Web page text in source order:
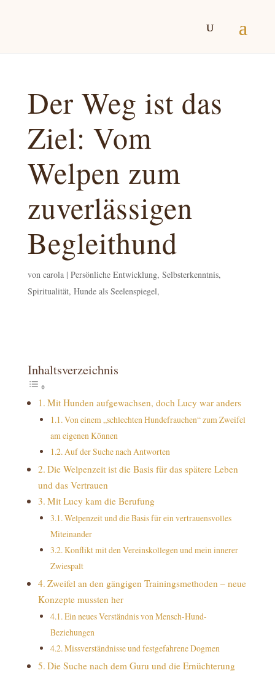
Der Weg ist das
Ziel: Vom
Welpen zum
zuverlässigen
Begleithund
von carola| Persönliche Entwicklung, Selbsterkenntnis,
Spiritualität, Hunde als Seelenspiegel,
Inhaltsverzeichnis
Mit Hunden aufgewachsen, doch Lucy war anders
Von einem „schlechten Hundefrauchen“ zum Zweifel
am eigenen Können
Auf der Suche nach Antworten
Die Welpenzeit ist die Basis für das spätere Leben
und das Vertrauen
Mit Lucy kam die Berufung
Welpenzeit und die Basis für ein vertrauensvolles
Miteinander
Konflikt mit den Vereinskollegen und mein innerer
Zwiespalt
Zweifel an den gängigen Trainingsmethoden – neue
Konzepte mussten her
Ein neues Verständnis von Mensch-Hund-
Beziehungen
Missverständnisse und festgefahrene Dogmen
Die Suche nach dem Guru und die Ernüchterung